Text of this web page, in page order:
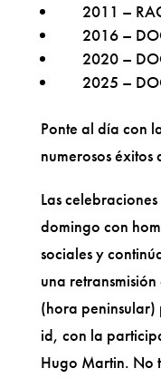
2011 –
2016 –
2020 –
2025 –
Ponte al día con
numerosos
Las
domingo con
sociales y
una
(hora
id, con la
Hugo Martin. No